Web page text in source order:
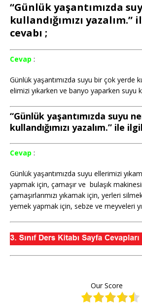
“Günlük yaşantımızda
kullandığımızı yazalım.”
cevabı ;
Cevap :
Günlük yaşantımızda suyu bir çok yerde
elimizi yıkarken ve banyo yaparken suyu
“Günlük yaşantımızda suyu
kullandığımızı yazalım.” ile
Cevap :
Günlük yaşantımızda suyu ellerimizi
yapmak için, çamaşır ve bulaşık
çamaşırlarımızı yıkamak için, yerleri
yemek yapmak için, sebze ve meyveleri
Our Score